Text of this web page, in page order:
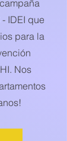
IDEI que
para la
Nos